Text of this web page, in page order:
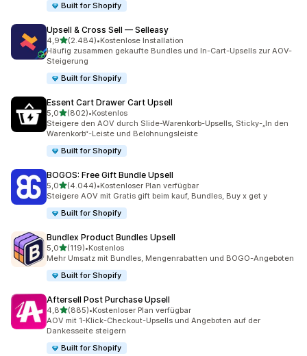
Built for Shopify
Upsell & Cross Sell — Selleasy
4,9von 5 Sternen
(2.484)
2484 Rezensionen insgesamt
•Kostenlose Installation
Häufig zusammen gekaufte Bundles und In-Cart-Upsells zur AOV-
Steigerung
Built for Shopify
Essent Cart Drawer Cart Upsell
5,0von 5 Sternen
(802)
802 Rezensionen insgesamt
•Kostenlos
Steigere den AOV durch Slide-Warenkorb-Upsells, Sticky-„In den
Warenkorb“-Leiste und Belohnungsleiste
Built for Shopify
BOGOS: Free Gift Bundle Upsell
5,0von 5 Sternen
(4.044)
4044 Rezensionen insgesamt
•Kostenloser Plan verfügbar
Steigere AOV mit Gratis gift beim kauf, Bundles, Buy x get y
Built for Shopify
Bundlex Product Bundles Upsell
5,0von 5 Sternen
(119)
119 Rezensionen insgesamt
•Kostenlos
Mehr Umsatz mit Bundles, Mengenrabatten und BOGO-Angeboten
Built for Shopify
Aftersell Post Purchase Upsell
4,8von 5 Sternen
(885)
885 Rezensionen insgesamt
•Kostenloser Plan verfügbar
AOV mit 1-Klick-Checkout-Upsells und Angeboten auf der
Dankesseite steigern
Built for Shopify